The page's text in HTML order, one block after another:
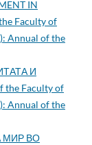
IN
Faculty of
Annual of the
И
the Faculty of
Annual of the
МИР ВО